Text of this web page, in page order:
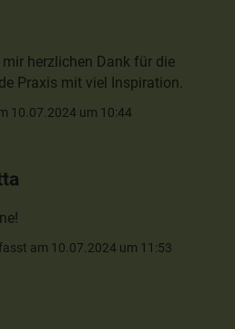
herzlichen Dank für die
Praxis mit viel Inspiration.
10.07.2024 um 10:44
am 10.07.2024 um 11:53